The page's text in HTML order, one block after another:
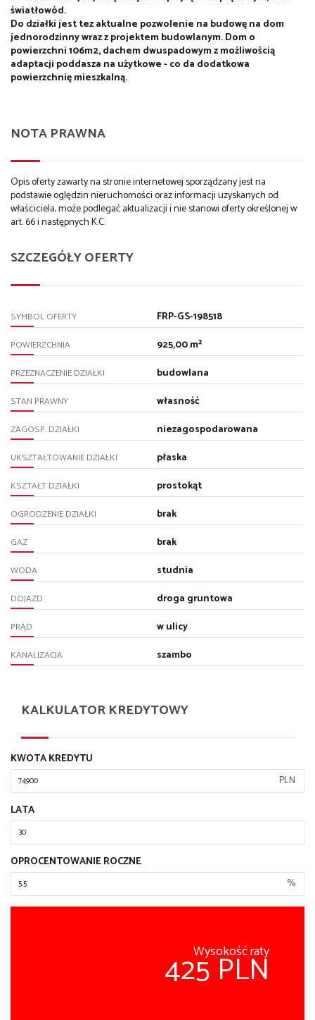
światłowód.
Do działki jest tez aktualne pozwolenie na budowę na dom
jednorodzinny wraz z projektem budowlanym. Dom o
powierzchni 106m2, dachem dwuspadowym z możliwością
adaptacji poddasza na użytkowe - co da dodatkowa
powierzchnię mieszkalną.
NOTA PRAWNA
Opis oferty zawarty na stronie internetowej sporządzany jest na
podstawie oględzin nieruchomości oraz informacji uzyskanych od
właściciela, może podlegać aktualizacji i nie stanowi oferty określonej w
art. 66 i następnych K.C.
SZCZEGÓŁY OFERTY
SYMBOL OFERTY FRP-GS-198518
POWIERZCHNIA 925,00 m²
PRZEZNACZENIE DZIAŁKI budowlana
STAN PRAWNY własność
ZAGOSP. DZIAŁKI niezagospodarowana
UKSZTAŁTOWANIE DZIAŁKI płaska
KSZTAŁT DZIAŁKI prostokąt
OGRODZENIE DZIAŁKI brak
GAZ brak
WODA studnia
DOJAZD droga gruntowa
PRĄD w ulicy
KANALIZACJA szambo
KALKULATOR KREDYTOWY
KWOTA KREDYTU
PLN
LATA
OPROCENTOWANIE ROCZNE
%
Wysokość raty
425 PLN